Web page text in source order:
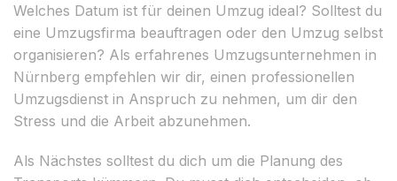
Welches Datum ist für deinen Umzug ideal? Solltest du
eine Umzugsfirma beauftragen oder den Umzug selbst
organisieren? Als erfahrenes Umzugsunternehmen in
Nürnberg empfehlen wir dir, einen professionellen
Umzugsdienst in Anspruch zu nehmen, um dir den
Stress und die Arbeit abzunehmen.
Als Nächstes solltest du dich um die Planung des